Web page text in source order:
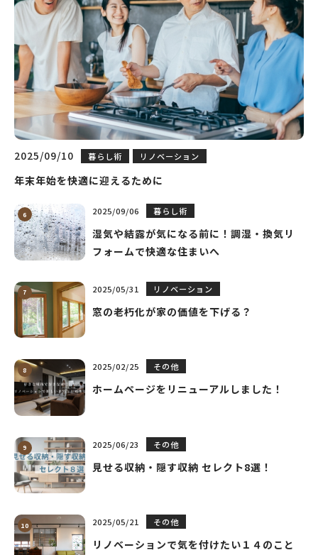
2025/09/10 暮らし術 リノベーション
年末年始を快適に迎えるために
2025/09/06 暮らし術
湿気や結露が気になる前に！調湿・換気リ
フォームで快適な住まいへ
2025/05/31 リノベーション
窓の老朽化が家の価値を下げる？
2025/02/25 その他
ホームページをリニューアルしました！
2025/06/23 その他
見せる収納・隠す収納 セレクト8選！
2025/05/21 その他
リノベーションで気を付けたい１４のこと